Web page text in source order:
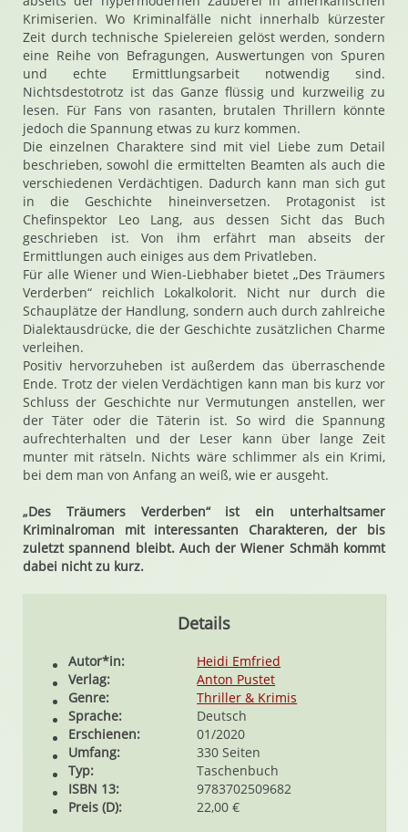
Krimiserien. Wo Kriminalfälle nicht innerhalb kürzester
Zeit durch technische Spielereien gelöst werden, sondern
eine Reihe von Befragungen, Auswertungen von Spuren
und echte Ermittlungsarbeit notwendig sind.
Nichtsdestotrotz ist das Ganze flüssig und kurzweilig zu
lesen. Für Fans von rasanten, brutalen Thrillern könnte
jedoch die Spannung etwas zu kurz kommen.
Die einzelnen Charaktere sind mit viel Liebe zum Detail
beschrieben, sowohl die ermittelten Beamten als auch die
verschiedenen Verdächtigen. Dadurch kann man sich gut
in die Geschichte hineinversetzen. Protagonist ist
Chefinspektor Leo Lang, aus dessen Sicht das Buch
geschrieben ist. Von ihm erfährt man abseits der
Ermittlungen auch einiges aus dem Privatleben.
Für alle Wiener und Wien-Liebhaber bietet „Des Träumers
Verderben“ reichlich Lokalkolorit. Nicht nur durch die
Schauplätze der Handlung, sondern auch durch zahlreiche
Dialektausdrücke, die der Geschichte zusätzlichen Charme
verleihen.
Positiv hervorzuheben ist außerdem das überraschende
Ende. Trotz der vielen Verdächtigen kann man bis kurz vor
Schluss der Geschichte nur Vermutungen anstellen, wer
der Täter oder die Täterin ist. So wird die Spannung
aufrechterhalten und der Leser kann über lange Zeit
munter mit rätseln. Nichts wäre schlimmer als ein Krimi,
bei dem man von Anfang an weiß, wie er ausgeht.
„Des Träumers Verderben“ ist ein unterhaltsamer
Kriminalroman mit interessanten Charakteren, der bis
zuletzt spannend bleibt. Auch der Wiener Schmäh kommt
dabei nicht zu kurz.
Details
Autor*in:
Heidi Emfried
Verlag:
Anton Pustet
Genre:
Thriller & Krimis
Sprache:
Deutsch
Erschienen:
01/2020
Umfang:
330 Seiten
Typ:
Taschenbuch
ISBN 13:
9783702509682
Preis (D):
22,00 €